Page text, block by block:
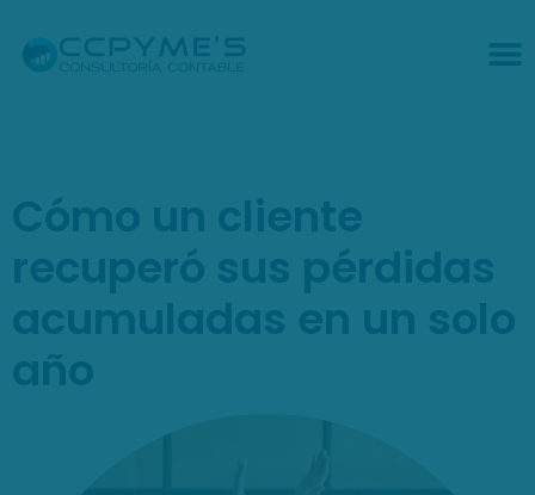
Cómo un cliente
recuperó sus pérdidas
acumuladas en un solo
año